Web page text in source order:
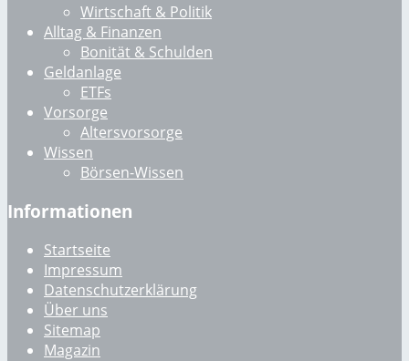
Wirtschaft & Politik
Alltag & Finanzen
Bonität & Schulden
Geldanlage
ETFs
Vorsorge
Altersvorsorge
Wissen
Börsen-Wissen
Informationen
Startseite
Impressum
Datenschutzerklärung
Über uns
Sitemap
Magazin